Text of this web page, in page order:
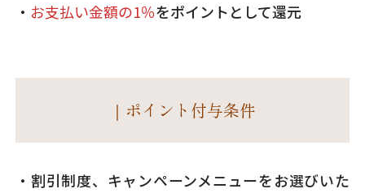
・ お支払い金額の1％をポイントとして還元
｜ポイント付与条件
・割引制度、キャンペーンメニューをお選びいた